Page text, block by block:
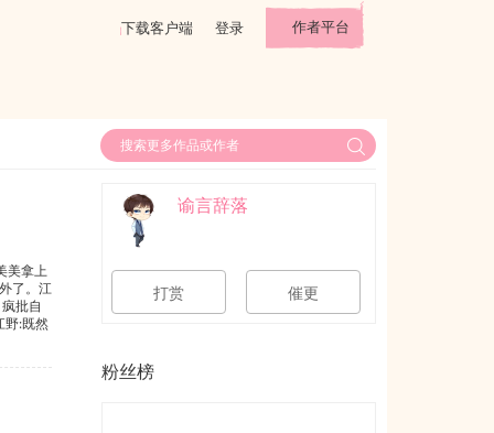
下载客户端 登录 作者平台
美拿上
了。江
批自
野:既然
谕言辞落
打赏 催更
粉丝榜